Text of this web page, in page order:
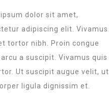
dolor sit amet,
adipiscing elit. Vivamus
tortor nibh. Proin congue
arcu a suscipit. Vivamus quis
Ut suscipit augue velit, ut
ligula dignissim et.